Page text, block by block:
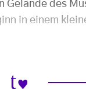
Gelände des
in einem